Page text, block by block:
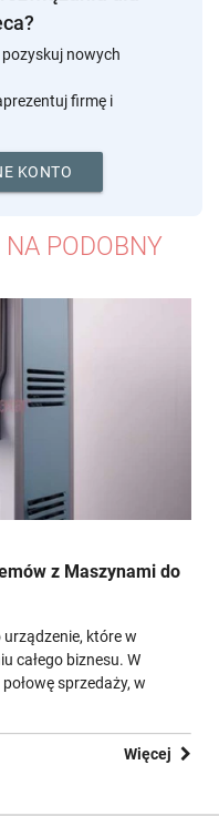
dla
pozyskuj nowych
KONTO
PODOBNY
z Maszynami do
całego biznesu. W
sprzedaży, w